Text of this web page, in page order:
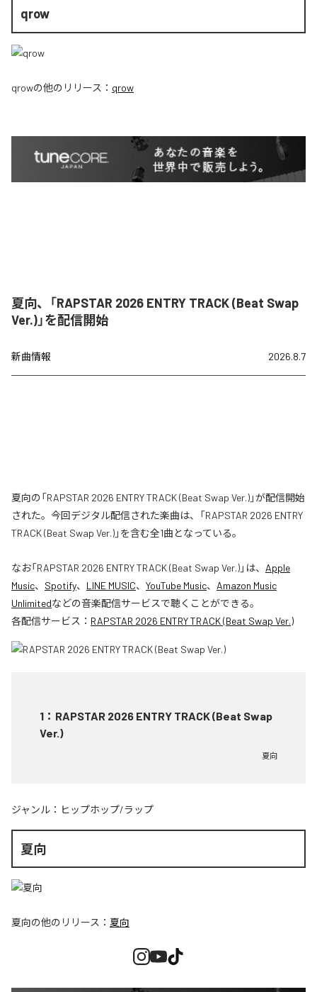
qrow
qrowの他のリリース： qrow
夏向、「RAPSTAR 2026 ENTRY TRACK (Beat Swap
Ver.)」を配信開始
新曲情報 2026.8.7
夏向の「RAPSTAR 2026 ENTRY TRACK (Beat Swap Ver.)」が配信開始
された。今回デジタル配信された楽曲は、「RAPSTAR 2026 ENTRY
TRACK (Beat Swap Ver.)」を含む全1曲となっている。
なお「RAPSTAR 2026 ENTRY TRACK (Beat Swap Ver.)」は、 Apple
Music、 Spotify、 LINE MUSIC、 YouTube Music、 Amazon Music
Unlimitedなどの音楽配信サービスで聴くことができる。
各配信サービス： RAPSTAR 2026 ENTRY TRACK (Beat Swap Ver.)
1 ： RAPSTAR 2026 ENTRY TRACK (Beat Swap
Ver.)
夏向
ジャンル： ヒップホップ/ラップ
夏向
夏向の他のリリース： 夏向